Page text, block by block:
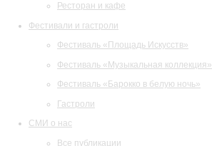
Ресторан и кафе
Фестивали и гастроли
Фестиваль «Площадь Искусств»
Фестиваль «Музыкальная коллекция»
Фестиваль «Барокко в белую ночь»
Гастроли
СМИ о нас
Все публикации